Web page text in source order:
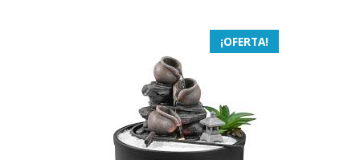
¡OFERTA!